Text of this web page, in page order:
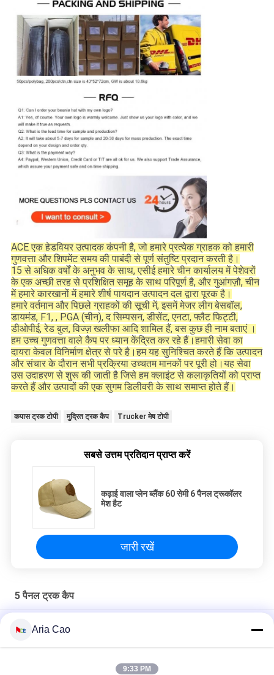
ACE एक हेडवियर उत्पादक कंपनी है, जो हमारे प्रत्येक ग्राहक को हमारी
गुणवत्ता और शिपमेंट समय की पाबंदी से पूर्ण संतुष्टि प्रदान करती है।
15 से अधिक वर्षों के अनुभव के साथ, एसीई हमारे चीन कार्यालय में पेशेवरों
के एक अच्छी तरह से प्रशिक्षित समूह के साथ परिपूर्ण है, और गुआंगज़ौ, चीन
में हमारे कारखानों में हमारे शीर्ष पायदान उत्पादन दल द्वारा पूरक है।
हमारे वर्तमान और पिछले ग्राहकों की सूची में, इसमें मेजर लीग बेसबॉल,
डायमंड, F1, , PGA (चीन), द सिम्पसन, डीसेंट, एनटा, फ्लैट फिट्टी,
डीओपीई, रेड बुल, विज्ज़ खलीफा आदि शामिल हैं, बस कुछ ही नाम बताएं ।
हम उच्च गुणवत्ता वाले कैप पर ध्यान केंद्रित कर रहे हैं।हमारी सेवा का
दायरा केवल विनिर्माण क्षेत्र से परे है।हम यह सुनिश्चित करते हैं कि उत्पादन
और संचार के दौरान सभी प्रक्रिया उच्चतम मानकों पर पूरी हो।यह सेवा
उस उदाहरण से शुरू की जाती है जिसे हम क्लाइंट से कलाकृतियों को प्राप्त
करते हैं और उत्पादों की एक सुगम डिलीवरी के साथ समाप्त होते हैं।
कपास ट्रक टोपी मुद्रित ट्रक कैप Trucker मेष टोपी
सबसे उत्तम प्रतिदान प्राप्त करें
कढ़ाई वाला प्लेन ब्लैंक 60 सेमी 6 पैनल ट्रूकॉलर
मेश हैट
जारी रखें
5 पैनल ट्रक कैप
आउटडोर खेल शैली 5 पैनल ट्रक कैप / हिप हॉप फ्लैट कैप्स पर्यावरण के अनुकूल
Aria Cao
9:33 PM